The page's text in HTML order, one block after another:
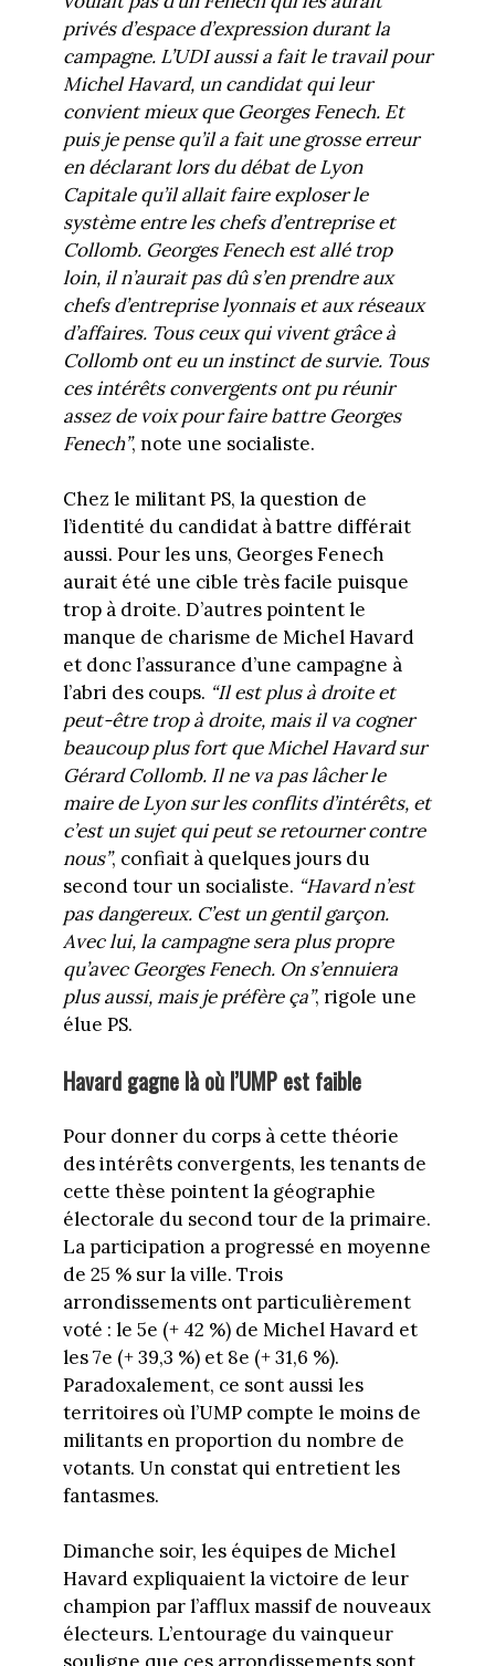
privés d’espace d’expression durant la
campagne. L’UDI aussi a fait le travail pour
Michel Havard, un candidat qui leur
convient mieux que Georges Fenech. Et
puis je pense qu’il a fait une grosse erreur
en déclarant lors du débat de Lyon
Capitale qu’il allait faire exploser le
système entre les chefs d’entreprise et
Collomb. Georges Fenech est allé trop
loin, il n’aurait pas dû s’en prendre aux
chefs d’entreprise lyonnais et aux réseaux
d’affaires. Tous ceux qui vivent grâce à
Collomb ont eu un instinct de survie. Tous
ces intérêts convergents ont pu réunir
assez de voix pour faire battre Georges
Fenech”, note une socialiste.
Chez le militant PS, la question de
l’identité du candidat à battre différait
aussi. Pour les uns, Georges Fenech
aurait été une cible très facile puisque
trop à droite. D’autres pointent le
manque de charisme de Michel Havard
et donc l’assurance d’une campagne à
l’abri des coups. “Il est plus à droite et
peut-être trop à droite, mais il va cogner
beaucoup plus fort que Michel Havard sur
Gérard Collomb. Il ne va pas lâcher le
maire de Lyon sur les conflits d’intérêts, et
c’est un sujet qui peut se retourner contre
nous”, confiait à quelques jours du
second tour un socialiste. “Havard n’est
pas dangereux. C’est un gentil garçon.
Avec lui, la campagne sera plus propre
qu’avec Georges Fenech. On s’ennuiera
plus aussi, mais je préfère ça”, rigole une
élue PS.
Havard gagne là où l’UMP est faible
Pour donner du corps à cette théorie
des intérêts convergents, les tenants de
cette thèse pointent la géographie
électorale du second tour de la primaire.
La participation a progressé en moyenne
de 25 % sur la ville. Trois
arrondissements ont particulièrement
voté : le 5e (+ 42 %) de Michel Havard et
les 7e (+ 39,3 %) et 8e (+ 31,6 %).
Paradoxalement, ce sont aussi les
territoires où l’UMP compte le moins de
militants en proportion du nombre de
votants. Un constat qui entretient les
fantasmes.
Dimanche soir, les équipes de Michel
Havard expliquaient la victoire de leur
champion par l’afflux massif de nouveaux
électeurs. L’entourage du vainqueur